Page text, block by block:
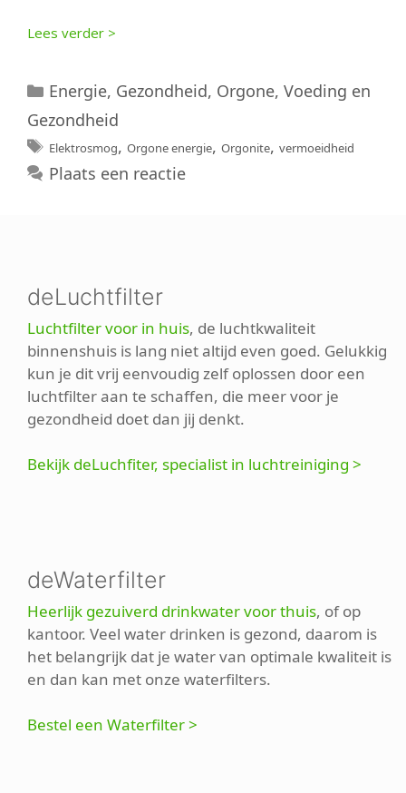
Lees verder >
Categorieën
Energie, Gezondheid, Orgone, Voeding en
Gezondheid
Tags
Elektrosmog, Orgone energie, Orgonite, vermoeidheid
Plaats een reactie
deLuchtfilter
Luchtfilter voor in huis, de luchtkwaliteit
binnenshuis is lang niet altijd even goed. Gelukkig
kun je dit vrij eenvoudig zelf oplossen door een
luchtfilter aan te schaffen, die meer voor je
gezondheid doet dan jij denkt.
Bekijk deLuchfiter, specialist in luchtreiniging >
deWaterfilter
Heerlijk gezuiverd drinkwater voor thuis, of op
kantoor. Veel water drinken is gezond, daarom is
het belangrijk dat je water van optimale kwaliteit is
en dan kan met onze waterfilters.
Bestel een Waterfilter >